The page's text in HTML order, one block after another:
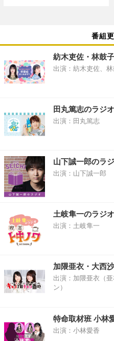
番組
紡木吏佐・林鼓
出演：紡木吏佐、
田丸篤志のラジ
出演：田丸篤志
山下誠一郎のラ
出演：山下誠一郎
土岐隼一のラジ
出演：土岐隼一
加隈亜衣・大西
出演：加隈亜衣（
ン）
特命取材班 小林
出演：小林愛香